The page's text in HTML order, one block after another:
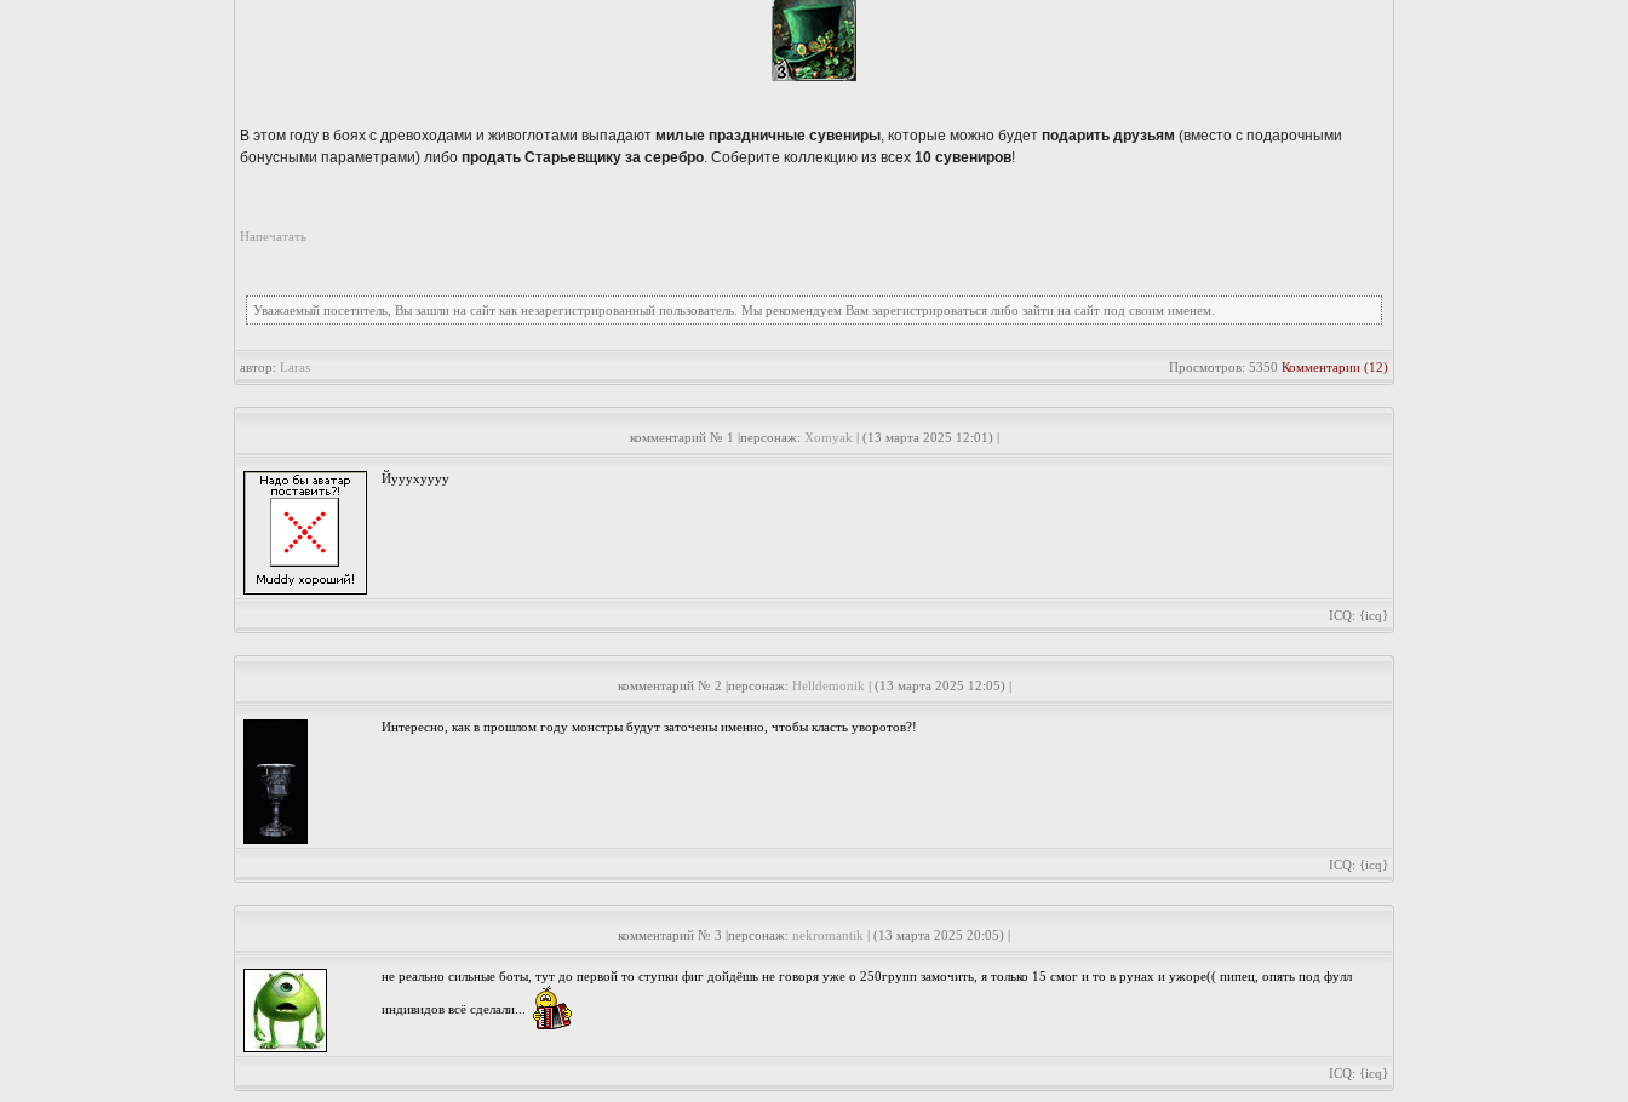
В этом году в боях с древоходами и живоглотами выпадают милые праздничные сувениры, которые можно будет подарить друзьям (вместо с подарочными
бонусными параметрами) либо продать Старьевщику за серебро. Соберите коллекцию из всех 10 сувениров!
Напечатать
Уважаемый посетитель, Вы зашли на сайт как незарегистрированный пользователь. Мы рекомендуем Вам зарегистрироваться либо зайти на сайт под своим именем.
автор: Laras Просмотров: 5350 Комментарии (12)
комментарий № 1 |персонаж: Xomyak | (13 марта 2025 12:01) |
Йууухуууу
ICQ: {icq}
комментарий № 2 |персонаж: Helldemonik | (13 марта 2025 12:05) |
Интересно, как в прошлом году монстры будут заточены именно, чтобы класть уворотов?!
ICQ: {icq}
комментарий № 3 |персонаж: nekromantik | (13 марта 2025 20:05) |
не реально сильные боты, тут до первой то ступки фиг дойдёшь не говоря уже о 250групп замочить, я только 15 смог и то в рунах и ужоре(( пипец, опять под фулл
индивидов всё сделали...
ICQ: {icq}